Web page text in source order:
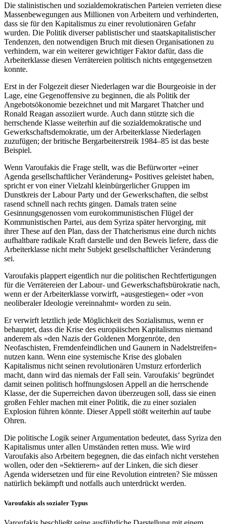
Die stalinistischen und sozialdemokratischen Parteien verrieten diese
Massenbewegungen aus Millionen von Arbeitern und verhinderten,
dass sie für den Kapitalismus zu einer revolutionären Gefahr
wurden. Die Politik diverser pablistischer und staatskapitalistischer
Tendenzen, den notwendigen Bruch mit diesen Organisationen zu
verhindern, war ein weiterer gewichtiger Faktor dafür, dass die
Arbeiterklasse diesen Verrätereien politisch nichts entgegensetzen
konnte.
Erst in der Folgezeit dieser Niederlagen war die Bourgeoisie in der
Lage, eine Gegenoffensive zu beginnen, die als Politik der
Angebotsökonomie bezeichnet und mit Margaret Thatcher und
Ronald Reagan assoziiert wurde. Auch dann stützte sich die
herrschende Klasse weiterhin auf die sozialdemokratische und
Gewerkschaftsdemokratie, um der Arbeiterklasse Niederlagen
zuzufügen; der britische Bergarbeiterstreik 1984–85 ist das beste
Beispiel.
Wenn Varoufakis die Frage stellt, was die Befürworter »einer
Agenda gesellschaftlicher Veränderung« Positives geleistet haben,
spricht er von einer Vielzahl kleinbürgerlicher Gruppen im
Dunstkreis der Labour Party und der Gewerkschaften, die selbst
rasend schnell nach rechts gingen. Damals traten seine
Gesinnungsgenossen vom eurokommunistischen Flügel der
Kommunistischen Partei, aus dem Syriza später hervorging, mit
ihrer These auf den Plan, dass der Thatcherismus eine durch nichts
aufhaltbare radikale Kraft darstelle und den Beweis liefere, dass die
Arbeiterklasse nicht mehr Subjekt gesellschaftlicher Veränderung
sei.
Varoufakis plappert eigentlich nur die politischen Rechtfertigungen
für die Verrätereien der Labour- und Gewerkschaftsbürokratie nach,
wenn er der Arbeiterklasse vorwirft, »ausgestiegen« oder »von
neoliberaler Ideologie vereinnahmt« worden zu sein.
Er verwirft letztlich jede Möglichkeit des Sozialismus, wenn er
behauptet, dass die Krise des europäischen Kapitalismus niemand
anderem als »den Nazis der Goldenen Morgenröte, den
Neofaschisten, Fremdenfeindlichen und Gaunern in Nadelstreifen«
nutzen kann. Wenn eine systemische Krise des globalen
Kapitalismus nicht seinen revolutionären Umsturz erforderlich
macht, dann wird das niemals der Fall sein. Varoufakis‘ begründet
damit seinen politisch hoffnungslosen Appell an die herrschende
Klasse, der die Superreichen davon überzeugen soll, dass sie einen
großen Fehler machen mit einer Politik, die zu einer sozialen
Explosion führen könnte. Dieser Appell stößt weiterhin auf taube
Ohren.
Die politische Logik seiner Argumentation bedeutet, dass Syriza den
Kapitalismus unter allen Umständen retten muss. Wie wird
Varoufakis also Arbeitern begegnen, die das einfach nicht verstehen
wollen, oder den »Sektierern« auf der Linken, die sich dieser
Agenda widersetzen und für eine Revolution eintreten? Sie müssen
natürlich bekämpft und notfalls auch unterdrückt werden.
Varoufakis als sozialer Typus